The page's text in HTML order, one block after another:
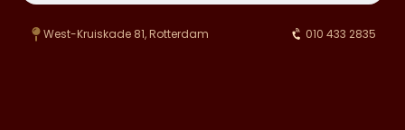
West-Kruiskade 81, Rotterdam 010 433 2835